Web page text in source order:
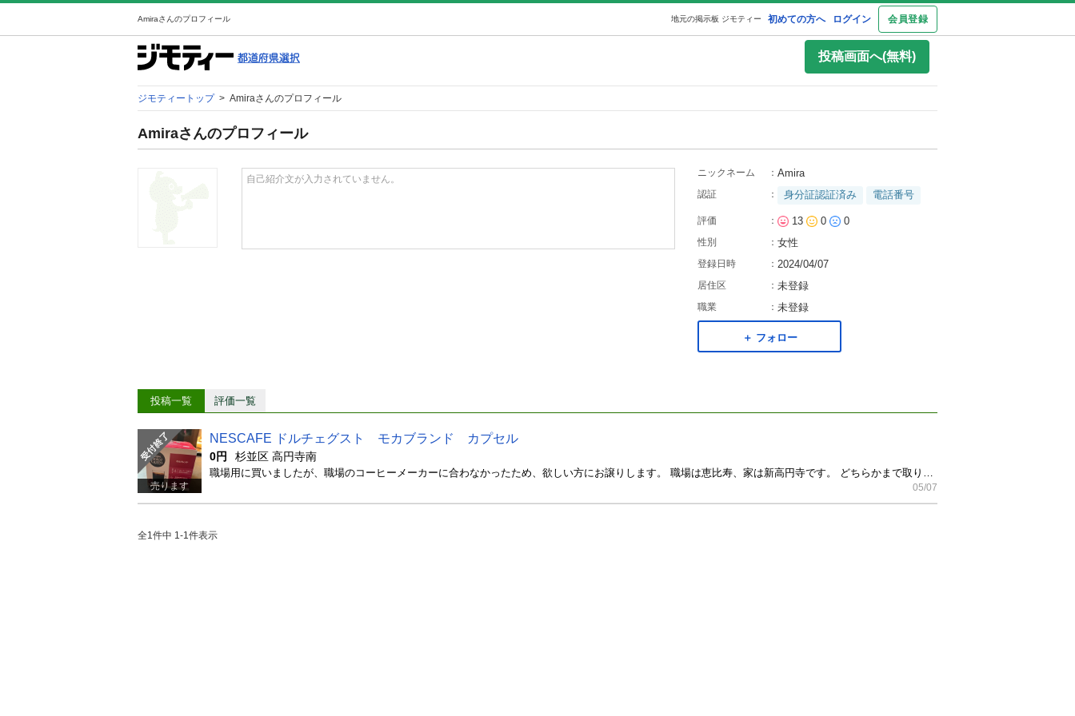
Amiraさんのプロフィール 初めての方へ ログイン 会員登録
地元の掲示板 ジモティー
投稿画面へ(無料)
ジモティートップ > Amiraさんのプロフィール
Amiraさんのプロフィール
自己紹介文が入力されていません。
ニックネーム ： Amira
認証 ： 身分証認証済み 電話番号
評価 ： 13 0 0
性別 ： 女性
登録日時 ： 2024/04/07
居住区 ： 未登録
職業 ： 未登録
＋ フォロー
投稿一覧 評価一覧
売ります
NESCAFE ドルチェグスト モカブランド カプセル
0円 杉並区 高円寺南
05/07
全1件中 1-1件表示